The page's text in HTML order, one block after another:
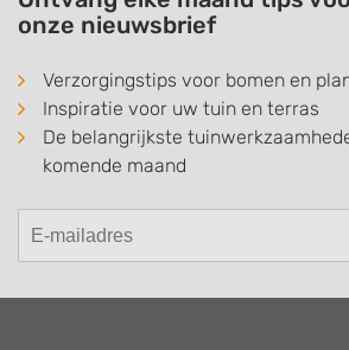
onze nieuwsbrief
Verzorgingstips voor bomen en
Inspiratie voor uw tuin en terras
De belangrijkste
komende maand